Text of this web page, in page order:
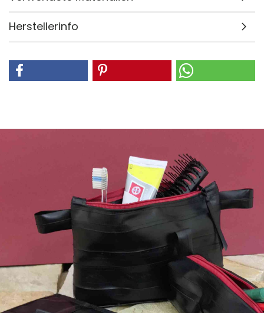
Herstellerinfo